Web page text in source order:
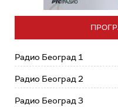
Радио Београд 1
Радио Београд 2
Радио Београд 3